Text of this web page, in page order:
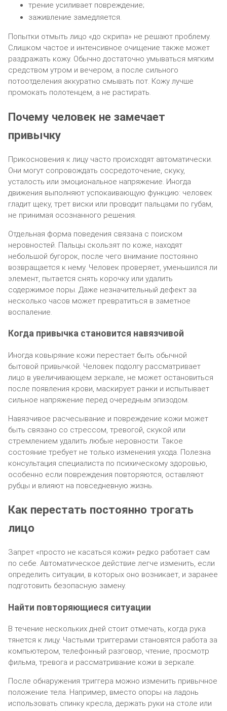
трение усиливает повреждение;
заживление замедляется.
Попытки отмыть лицо «до скрипа» не решают проблему.
Слишком частое и интенсивное очищение также может
раздражать кожу. Обычно достаточно умываться мягким
средством утром и вечером, а после сильного
потоотделения аккуратно смывать пот. Кожу лучше
промокать полотенцем, а не растирать.
Почему человек не замечает
привычку
Прикосновения к лицу часто происходят автоматически.
Они могут сопровождать сосредоточение, скуку,
усталость или эмоциональное напряжение. Иногда
движения выполняют успокаивающую функцию: человек
гладит щеку, трет виски или проводит пальцами по губам,
не принимая осознанного решения.
Отдельная форма поведения связана с поиском
неровностей. Пальцы скользят по коже, находят
небольшой бугорок, после чего внимание постоянно
возвращается к нему. Человек проверяет, уменьшился ли
элемент, пытается снять корочку или удалить
содержимое поры. Даже незначительный дефект за
несколько часов может превратиться в заметное
воспаление.
Когда привычка становится навязчивой
Иногда ковыряние кожи перестает быть обычной
бытовой привычкой. Человек подолгу рассматривает
лицо в увеличивающем зеркале, не может остановиться
после появления крови, маскирует ранки и испытывает
сильное напряжение перед очередным эпизодом.
Навязчивое расчесывание и повреждение кожи может
быть связано со стрессом, тревогой, скукой или
стремлением удалить любые неровности. Такое
состояние требует не только изменения ухода. Полезна
консультация специалиста по психическому здоровью,
особенно если повреждения повторяются, оставляют
рубцы и влияют на повседневную жизнь.
Как перестать постоянно трогать
лицо
Запрет «просто не касаться кожи» редко работает сам
по себе. Автоматическое действие легче изменить, если
определить ситуации, в которых оно возникает, и заранее
подготовить безопасную замену.
Найти повторяющиеся ситуации
В течение нескольких дней стоит отмечать, когда рука
тянется к лицу. Частыми триггерами становятся работа за
компьютером, телефонный разговор, чтение, просмотр
фильма, тревога и рассматривание кожи в зеркале.
После обнаружения триггера можно изменить привычное
положение тела. Например, вместо опоры на ладонь
использовать спинку кресла, держать руки на столе или